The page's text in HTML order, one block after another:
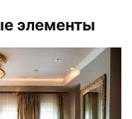
элементы